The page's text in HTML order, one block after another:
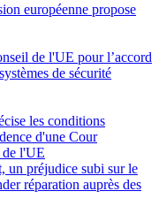
européenne propose
de l'UE pour l’accord
de sécurité
les conditions
d'une Cour
de l'UE
un préjudice subi sur le
réparation auprès des